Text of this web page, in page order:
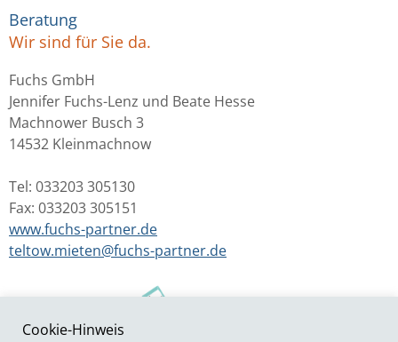
Beratung
Wir sind für Sie da.
Fuchs GmbH
Jennifer Fuchs-Lenz und Beate Hesse
Machnower Busch 3
14532 Kleinmachnow
Tel: 033203 305130
Fax: 033203 305151
www.fuchs-partner.de
teltow.mieten@fuchs-partner.de
Cookie-Hinweis